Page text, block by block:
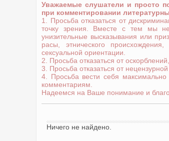
Уважаемые слушатели и просто
при комментировании
1. Просьба отказаться от
точку зрения. Вместе с тем мы
унизительные высказывания или
расы, этнического
сексуальной ориентации.
2. Просьба отказаться от
3. Просьба отказаться от нецензурной
4. Просьба вести себя
комментариям.
Надеемся на Ваше понимание и
Ничего не найдено.